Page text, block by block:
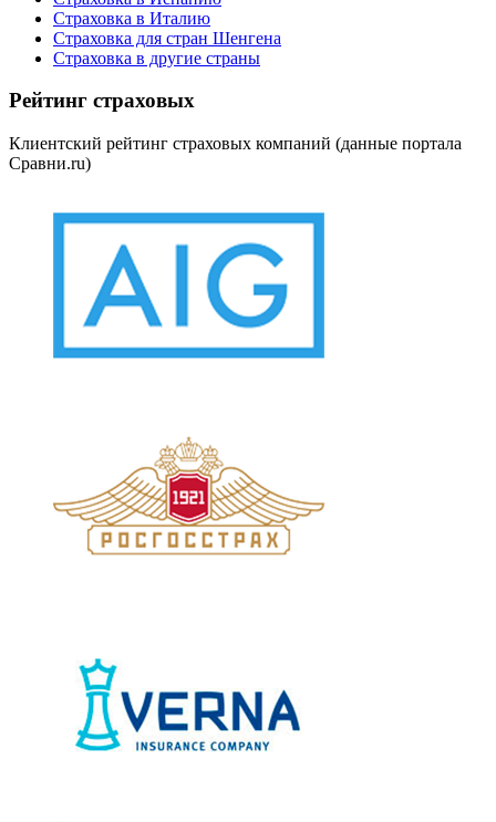
Страховка в Италию
Страховка для стран Шенгена
Страховка в другие страны
Рейтинг страховых
Клиентский рейтинг страховых компаний (данные портала
Сравни.ru)